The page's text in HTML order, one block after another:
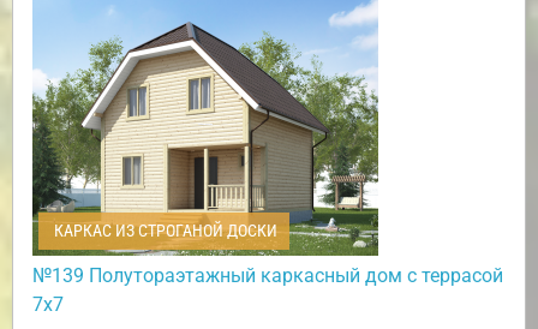
КАРКАС ИЗ СТРОГАНОЙ ДОСКИ
№139 Полутораэтажный каркасный дом с террасой
7х7